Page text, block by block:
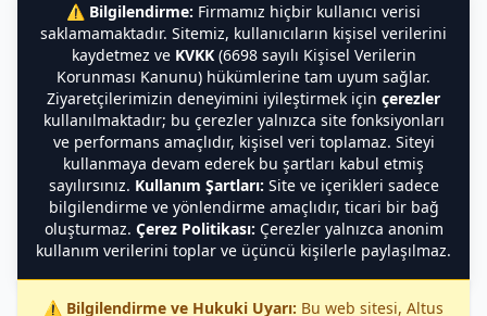
⚠️ Bilgilendirme: Firmamız hiçbir kullanıcı verisi
saklamamaktadır. Sitemiz, kullanıcıların kişisel verilerini
kaydetmez ve KVKK(6698 sayılı Kişisel Verilerin
Korunması Kanunu) hükümlerine tam uyum sağlar.
Ziyaretçilerimizin deneyimini iyileştirmek için çerezler
kullanılmaktadır; bu çerezler yalnızca site fonksiyonları
ve performans amaçlıdır, kişisel veri toplamaz. Siteyi
kullanmaya devam ederek bu şartları kabul etmiş
sayılırsınız. Kullanım Şartları: Site ve içerikleri sadece
bilgilendirme ve yönlendirme amaçlıdır, ticari bir bağ
oluşturmaz. Çerez Politikası: Çerezler yalnızca anonim
kullanım verilerini toplar ve üçüncü kişilerle paylaşılmaz.
⚠️ Bilgilendirme ve Hukuki Uyarı: Bu web sitesi, Altus